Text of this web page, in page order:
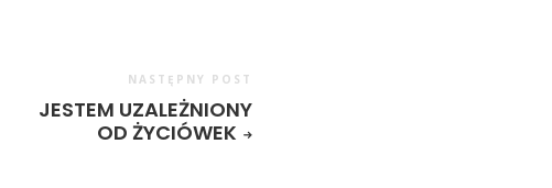
NASTĘPNY POST
JESTEM UZALEŻNIONY
OD ŻYCIÓWEK